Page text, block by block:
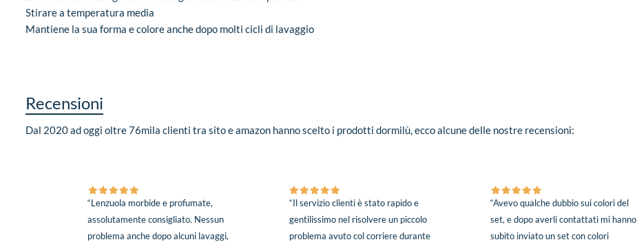
Stirare a temperatura media
Mantiene la sua forma e colore anche dopo molti cicli di lavaggio
Recensioni
Dal 2020 ad oggi oltre 76mila clienti tra sito e amazon hanno scelto i prodotti dormilù, ecco alcune delle nostre recensioni:
“Lenzuola morbide e profumate,
assolutamente consigliato. Nessun
problema anche dopo alcuni lavaggi,
“Il servizio clienti è stato rapido e
gentilissimo nel risolvere un piccolo
problema avuto col corriere durante
“Avevo qualche dubbio sui colori del
set, e dopo averli contattati mi hanno
subito inviato un set con colori